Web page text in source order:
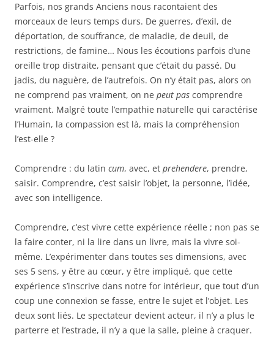
Parfois, nos grands Anciens nous racontaient des
morceaux de leurs temps durs. De guerres, d’exil, de
déportation, de souffrance, de maladie, de deuil, de
restrictions, de famine… Nous les écoutions parfois d’une
oreille trop distraite, pensant que c’était du passé. Du
jadis, du naguère, de l’autrefois. On n’y était pas, alors on
ne comprend pas vraiment, on ne peut pas comprendre
vraiment. Malgré toute l’empathie naturelle qui caractérise
l’Humain, la compassion est là, mais la compréhension
l’est-elle ?
Comprendre : du latin cum, avec, et prehendere, prendre,
saisir. Comprendre, c’est saisir l’objet, la personne, l’idée,
avec son intelligence.
Comprendre, c’est vivre cette expérience réelle ; non pas se
la faire conter, ni la lire dans un livre, mais la vivre soi-
même. L’expérimenter dans toutes ses dimensions, avec
ses 5 sens, y être au cœur, y être impliqué, que cette
expérience s’inscrive dans notre for intérieur, que tout d’un
coup une connexion se fasse, entre le sujet et l’objet. Les
deux sont liés. Le spectateur devient acteur, il n’y a plus le
parterre et l’estrade, il n’y a que la salle, pleine à craquer.